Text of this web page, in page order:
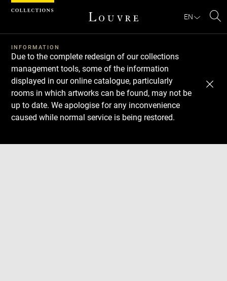
EN
INFORMATION
Due to the complete redesign of our collections
management tools, some of the information
displayed in our online catalogue, particularly
rooms in which artworks can be found, may not be
up to date. We apologise for any inconvenience
caused while normal service is being restored.
Download
Next
Previous
Cookies management panel